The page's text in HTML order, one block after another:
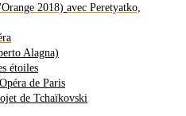
2018) avec Peretyatko,
Alagna)
étoiles
de Paris
de Tchaïkovski